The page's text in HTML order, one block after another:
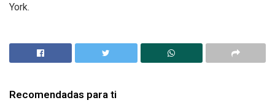
York.
Recomendadas para ti